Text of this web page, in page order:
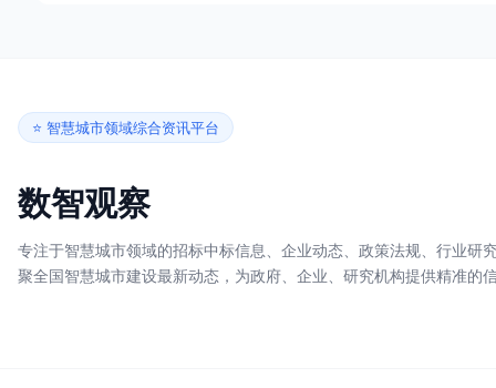
⭐ 智慧城市领域综合资讯平台
数智观察
专注于智慧城市领域的招标中标信息、企业动态、政策法规、行业研
聚全国智慧城市建设最新动态，为政府、企业、研究机构提供精准的